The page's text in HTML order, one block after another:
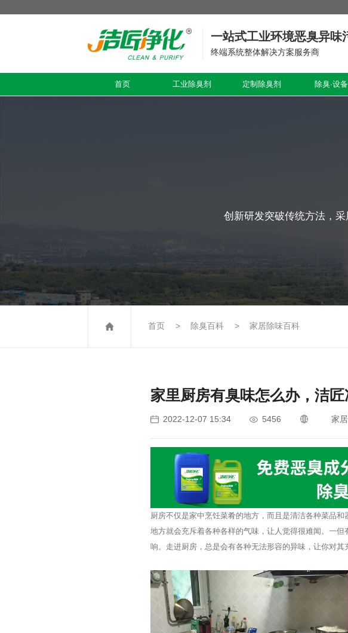
一站式工业环境恶臭异味
终端系统整体解决方案服务商
首页 工业除臭剂 定制除臭剂 除臭·设备
创新研发突破传统方法，
首页 除臭百科 家居除味百科
家里厨房有臭味怎么办，洁匠
2022-12-07 15:34 5456 家
厨房不仅是家中烹饪菜肴的地方，而且是清洁各种菜品
地方就会充斥着各种各样的气味，让人觉得很难闻。一
响。走进厨房，总是会有各种无法形容的异味，让你对其